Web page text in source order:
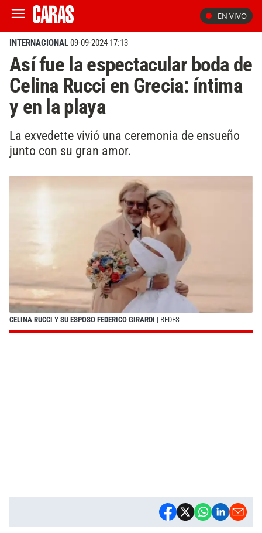
EN VIVO
INTERNACIONAL09-09-2024 17:13
Así fue la espectacular boda de
Celina Rucci en Grecia: íntima
y en la playa
La exvedette vivió una ceremonia de ensueño
junto con su gran amor.
CELINA RUCCI Y SU ESPOSO FEDERICO GIRARDI | REDES